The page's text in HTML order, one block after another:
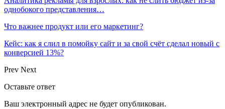
однобокого представления…
Что важнее продукт или его маркетинг?
Кейс: как я слил в помойку сайт и за свой счёт сделал новый с
конверсией 13%?
Prev Next
Оставьте ответ
Ваш электронный адрес не будет опубликован.